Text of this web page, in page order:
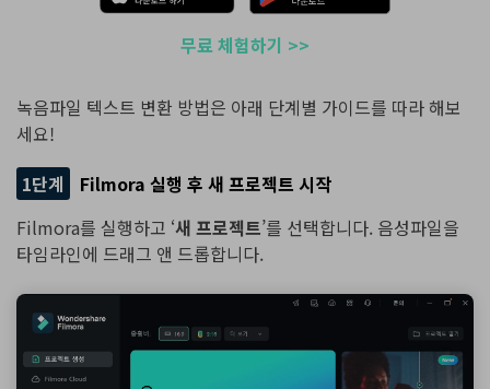
무료 체험하기 >>
녹음파일 텍스트 변환 방법은 아래 단계별 가이드를 따라 해보
세요!
1단계
Filmora 실행 후 새 프로젝트 시작
Filmora를 실행하고 ‘새 프로젝트’를 선택합니다. 음성파일을
타임라인에 드래그 앤 드롭합니다.